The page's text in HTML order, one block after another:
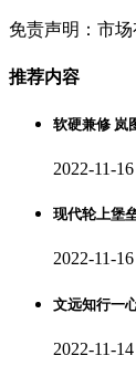
免责声明：市
推荐内容
软硬兼修 岚
2022-11-16
现代轮上堡
2022-11-16
文远知行一
2022-11-14